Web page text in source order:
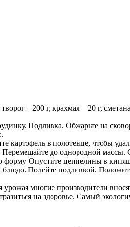
– 200 г, крахмал – 20 г,
Подливка. Обжарьте на
картофель в полотенце, чтобы
Перемешайте до однородной
форму. Опустите цеппелины в
Полейте подливкой.
многие производители
на здоровье. Самый